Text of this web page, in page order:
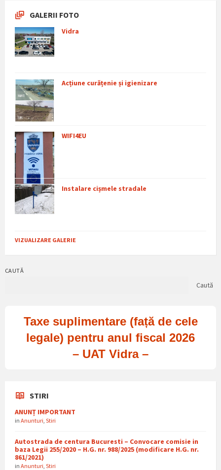
GALERII FOTO
Vidra
Acțiune curățenie și igienizare
WIFI4EU
Instalare cișmele stradale
VIZUALIZARE GALERIE
CAUTĂ
Caută
Taxe suplimentare (față de cele
legale) pentru anul fiscal 2026
– UAT Vidra –
STIRI
ANUNȚ IMPORTANT
in Anunturi Stiri
Autostrada de centura Bucuresti – Convocare comisie in
baza Legii 255/2020 – H.G. nr. 988/2025 (modificare H.G. nr.
861/2021)
in Anunturi Stiri